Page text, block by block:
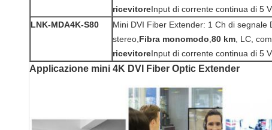
ricevitoreInput di corrente continua di 5 V
LNK-MDA4K-S80
Mini DVI Fiber Extender: 1 Ch di segnale
stereo, Fibra monomodo 80 km , LC,
ricevitoreInput di corrente continua di 5 V
Applicazione mini 4K DVI Fiber Optic Extender